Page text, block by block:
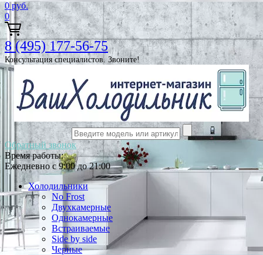
0 руб.
0
8 (495) 177-56-75
Консультация специалистов. Звоните!
Обратный звонок
Время работы:
Ежедневно с 9:00 до 21:00
Холодильники
No Frost
Двухкамерные
Однокамерные
Встраиваемые
Side by side
Черные